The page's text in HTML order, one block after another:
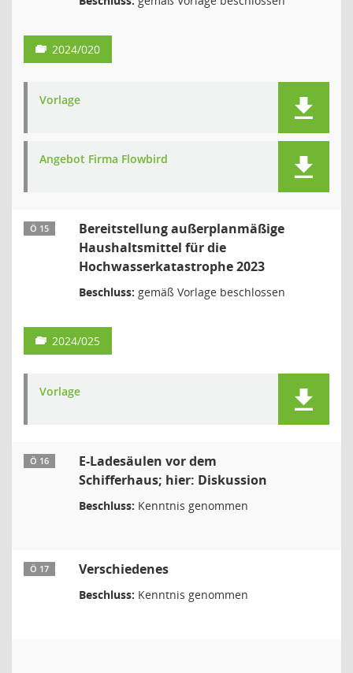
2024/020
Vorlage
Angebot Firma Flowbird
Ö 15
Bereitstellung außerplanmäßige
Haushaltsmittel für die
Hochwasserkatastrophe 2023
Beschluss: gemäß Vorlage beschlossen
2024/025
Vorlage
Ö 16
E-Ladesäulen vor dem
Schifferhaus; hier: Diskussion
Beschluss: Kenntnis genommen
Ö 17 Verschiedenes
Beschluss: Kenntnis genommen